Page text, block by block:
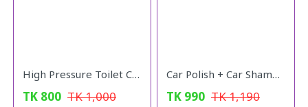
High Pressure Toilet Cleaning PUMP
TK 800 TK1,000
Car Polish + Car Shampoo
TK 990 TK1,190